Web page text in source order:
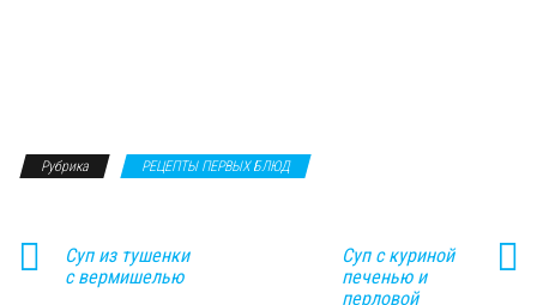
Рубрика РЕЦЕПТЫ ПЕРВЫХ БЛЮД
Суп из тушенки
с вермишелью
Суп с куриной
печенью и
перловой